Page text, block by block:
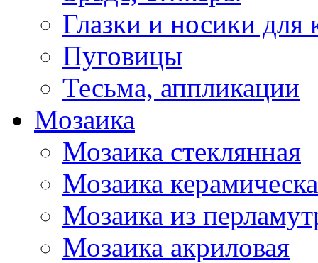
Глазки и носики для
Пуговицы
Тесьма, аппликации
Мозаика
Мозаика стеклянная
Мозаика
Мозаика из
Мозаика акриловая